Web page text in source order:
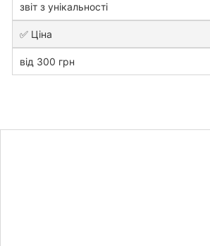
звіт з унікальності
✅ Ціна
від 300 грн